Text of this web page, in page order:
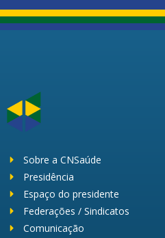
Sobre a CNSaúde
Presidência
Espaço do presidente
Federações / Sindicatos
Comunicação